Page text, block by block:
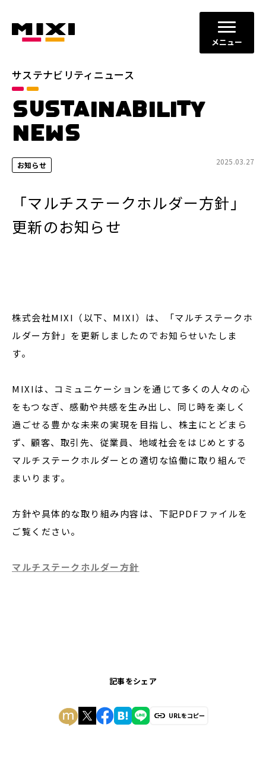
メニュー
サステナビリティニュース
SUSTAINABILITY
NEWS
お知らせ 2025.03.27
「マルチステークホルダー方針」
更新のお知らせ
株式会社MIXI（以下、MIXI）は、「マルチステークホ
ルダー方針」を更新しましたのでお知らせいたしま
す。
MIXIは、コミュニケーションを通じて多くの人々の心
をもつなぎ、感動や共感を生み出し、同じ時を楽しく
過ごせる豊かな未来の実現を目指し、株主にとどまら
ず、顧客、取引先、従業員、地域社会をはじめとする
マルチステークホルダーとの適切な協働に取り組んで
まいります。
方針や具体的な取り組み内容は、下記PDFファイルを
ご覧ください。
マルチステークホルダー方針
記事をシェア
URLをコピー
カテゴリ
すべて お知らせ
プレスリリース
年別